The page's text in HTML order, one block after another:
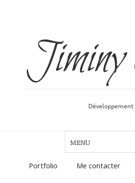
Développement
Portfolio Me contacter